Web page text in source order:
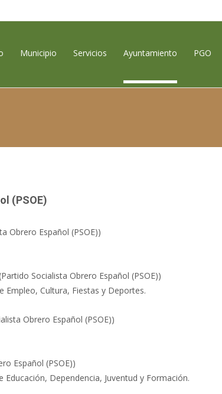
Municipio Servicios Ayuntamiento PGO
(PSOE)
Obrero Español (PSOE))
Socialista Obrero Español (PSOE))
Empleo, Cultura, Fiestas y Deportes.
Obrero Español (PSOE))
Español (PSOE))
Dependencia, Juventud y Formación.